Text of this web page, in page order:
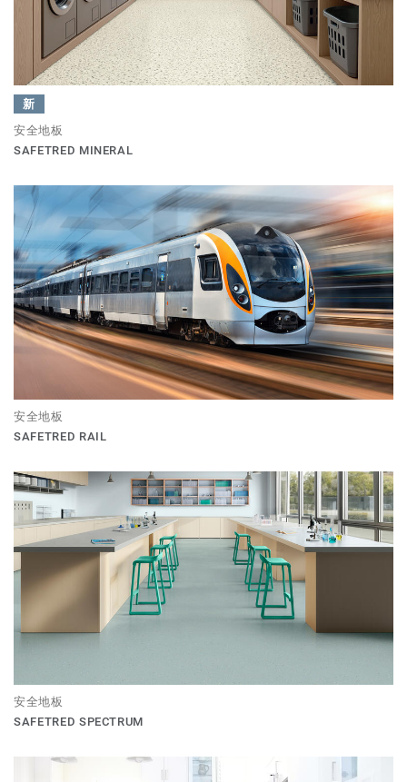
新
安全地板
SAFETRED MINERAL
安全地板
SAFETRED RAIL
安全地板
SAFETRED SPECTRUM